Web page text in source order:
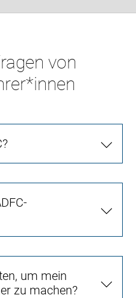
von
um mein
zu machen?